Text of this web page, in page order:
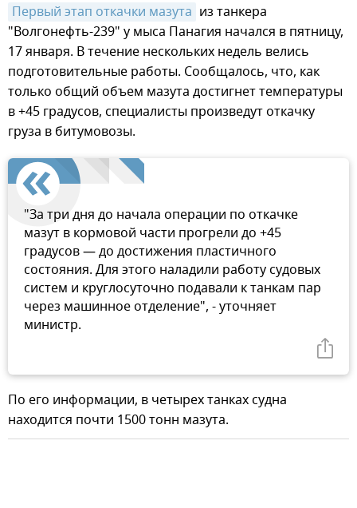
Первый этап откачки мазута из танкера
"Волгонефть-239" у мыса Панагия начался в пятницу,
17 января. В течение нескольких недель велись
подготовительные работы. Сообщалось, что, как
только общий объем мазута достигнет температуры
в +45 градусов, специалисты произведут откачку
груза в битумовозы.
"За три дня до начала операции по откачке
мазут в кормовой части прогрели до +45
градусов — до достижения пластичного
состояния. Для этого наладили работу судовых
систем и круглосуточно подавали к танкам пар
через машинное отделение", - уточняет
министр.
По его информации, в четырех танках судна
находится почти 1500 тонн мазута.